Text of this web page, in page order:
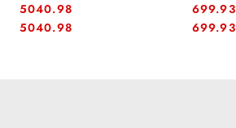
Cena:
5040.98
Cena:
5040.98 Cena:
699.93
Cena:
699.93